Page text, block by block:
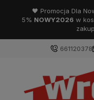
🖤 Promocja Dla
5% NOWY2026 w
661120378